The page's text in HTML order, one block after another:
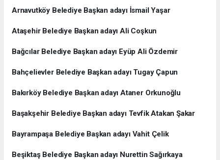
Arnavutköy Belediye Başkan adayı İsmail Yaşar
Ataşehir Belediye Başkan adayı Ali Coşkun
Bağcılar Belediye Başkan adayı Eyüp Ali Özdemir
Bahçelievler Belediye Başkan adayı Tugay Çapun
Bakırköy Belediye Başkan adayı Ataner Orkunoğlu
Başakşehir Belediye Başkan adayı Tevfik Atakan Şakar
Bayrampaşa Belediye Başkan adayı Vahit Çelik
Beşiktaş Belediye Başkan adayı Nurettin Sağırkaya